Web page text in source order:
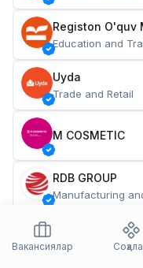
Registon O'quv
Education and
Uyda
Trade and Retail
M COSMETIC
RDB GROUP
Manufacturing
Restaurants and
Вакансиялар